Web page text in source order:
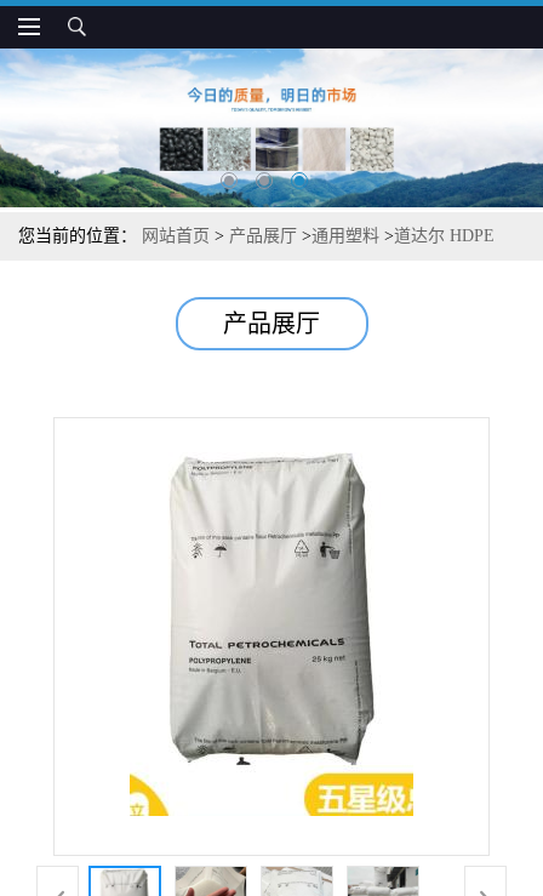
您当前的位置： 网站首页 > 产品展厅 >通用塑料 >道达尔 HDPE
产品展厅